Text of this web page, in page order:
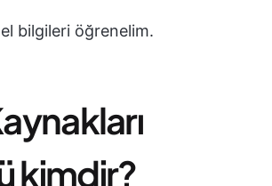
bilgileri öğrenelim.
kimdir?